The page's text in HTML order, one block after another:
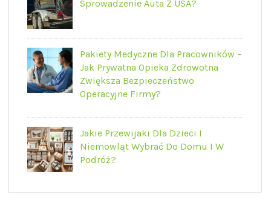
Sprowadzenie Auta Z USA?
Pakiety Medyczne Dla Pracowników –
Jak Prywatna Opieka Zdrowotna
Zwiększa Bezpieczeństwo
Operacyjne Firmy?
Jakie Przewijaki Dla Dzieci I
Niemowląt Wybrać Do Domu I W
Podróż?